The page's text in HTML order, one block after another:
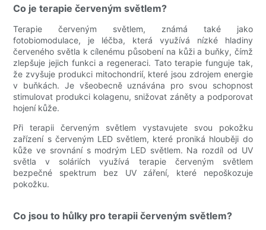
Co je terapie červeným světlem?
Terapie červeným světlem, známá také jako
fotobiomodulace, je léčba, která využívá nízké hladiny
červeného světla k cílenému působení na kůži a buňky, čímž
zlepšuje jejich funkci a regeneraci. Tato terapie funguje tak,
že zvyšuje produkci mitochondrií, které jsou zdrojem energie
v buňkách. Je všeobecně uznávána pro svou schopnost
stimulovat produkci kolagenu, snižovat záněty a podporovat
hojení kůže.
Při terapii červeným světlem vystavujete svou pokožku
zařízení s červeným LED světlem, které proniká hlouběji do
kůže ve srovnání s modrým LED světlem. Na rozdíl od UV
světla v soláriích využívá terapie červeným světlem
bezpečné spektrum bez UV záření, které nepoškozuje
pokožku.
Co jsou to hůlky pro terapii červeným světlem?